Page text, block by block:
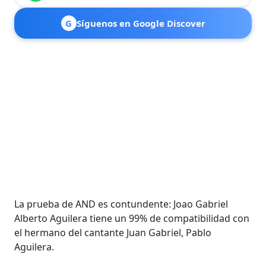
G Síguenos en Google Discover
La prueba de AND es contundente: Joao Gabriel
Alberto Aguilera tiene un 99% de compatibilidad con
el hermano del cantante Juan Gabriel, Pablo
Aguilera.